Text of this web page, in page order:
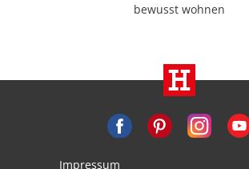
bewusst wohnen
Impressum